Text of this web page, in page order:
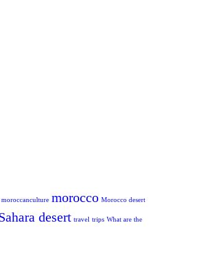
moroccanculture morocco Morocco desert
desert travel trips What are the